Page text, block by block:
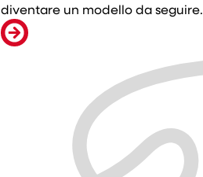
diventare un modello da seguire.